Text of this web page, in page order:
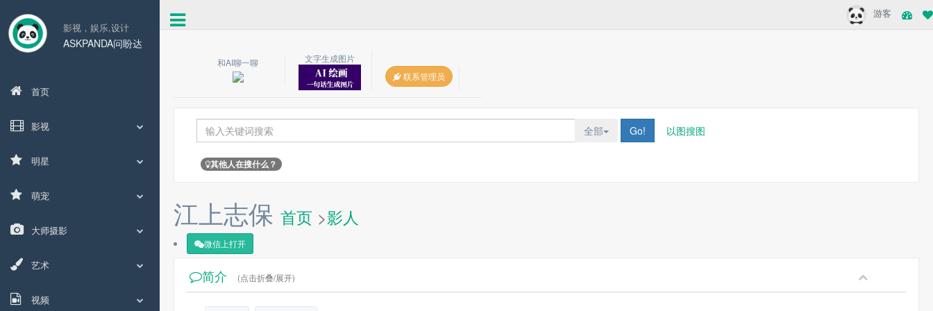
影视，娱乐,设计
ASKPANDA问盼达
首页
影视
明星
萌宠
大师摄影
艺术
视频
游客
和AI聊一聊
文字生成图片
联系管理员
全部 Go! 以图搜图
其他人在搜什么？
江上志保 首页 >影人
微信上打开
简介 (点击折叠/展开)